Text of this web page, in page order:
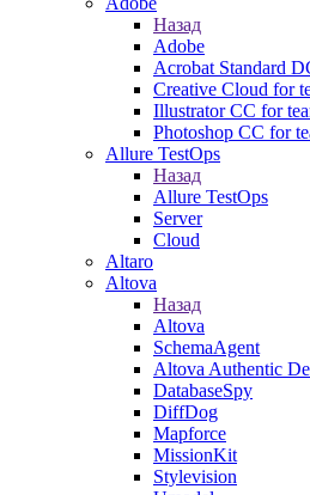
Назад
Adobe
Acrobat Standard
Creative Cloud for
Illustrator CC for
Photoshop CC for
Allure TestOps
Назад
Allure TestOps
Server
Cloud
Altaro
Altova
Назад
Altova
SchemaAgent
Altova Authentic
DatabaseSpy
DiffDog
Mapforce
MissionKit
Stylevision